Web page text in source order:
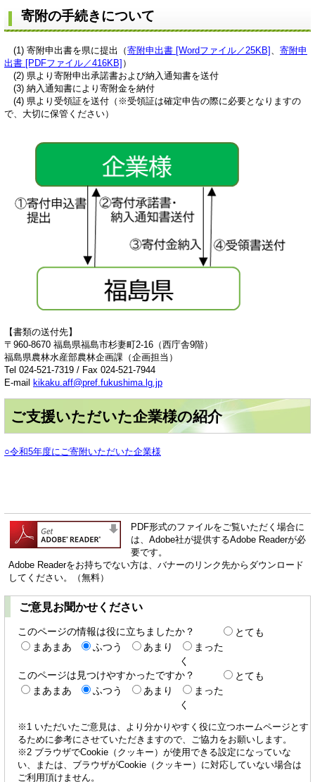
寄附の手続きについて
(1) 寄附申出書を県に提出（寄附申出書 [Wordファイル／25KB]
寄附申
出書 [PDFファイル／416KB] ）
(2) 県より寄附申出承諾書および納入通知書を送付
(3) 納入通知書により寄附金を納付
(4) 県より受領証を送付（※受領証は確定申告の際に必要となりますの
で、大切に保管ください）
【書類の送付先】
〒960-8670 福島県福島市杉妻町2-16（西庁舎9階）
福島県農林水産部農林企画課（企画担当）
Tel 024-521-7319 / Fax 024-521-7944
E-mail kikaku.aff@pref.fukushima.lg.jp
ご支援いただいた企業様の紹介
○令和5年度にご寄附いただいた企業様
PDF形式のファイルをご覧いただく場合に
は、Adobe社が提供するAdobe Readerが必
要です。
Adobe Readerをお持ちでない方は、バナーのリンク先からダウンロード
してください。（無料）
ご意見お聞かせください
このページの情報は役に立ちましたか？
とても
まあまあ
ふつう あまり
まった
く
このページは見つけやすかったですか？
とても
まあまあ
ふつう あまり
まった
く
※1 いただいたご意見は、より分かりやすく役に立つホームページとす
るために参考にさせていただきますので、ご協力をお願いします。
※2 ブラウザでCookie（クッキー）が使用できる設定になっていな
い、または、ブラウザがCookie（クッキー）に対応していない場合は
ご利用頂けません。